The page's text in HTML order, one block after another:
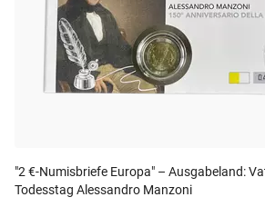
"2 €-Numisbriefe Europa" – Ausgabeland:
Todesstag Alessandro Manzoni